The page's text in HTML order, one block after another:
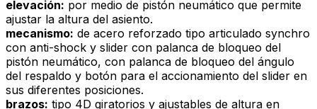
elevación: por medio de pistón neumático que permite
ajustar la altura del asiento.
mecanismo: de acero reforzado tipo articulado synchro
con anti-shock y slider con palanca de bloqueo del
pistón neumático, con palanca de bloqueo del ángulo
del respaldo y botón para el accionamiento del slider en
sus diferentes posiciones.
brazos: tipo 4D giratorios y ajustables de altura en